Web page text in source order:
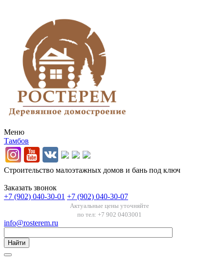
Меню
Тамбов
Строительство малоэтажных домов и бань под ключ
Заказать звонок
+7 (902) 040-30-01 +7 (902) 040-30-07
Актуальные цены уточняйте
по тел: +7 902 0403001
info@rosterem.ru
Найти